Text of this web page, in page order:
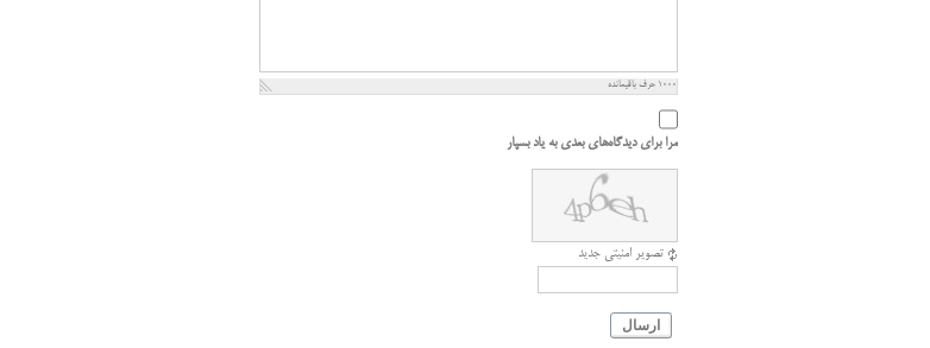
1000 حرف باقیمانده
مرا برای دیدگاه‌های بعدی به یاد بسپار
تصویر امنیتی جدید
ارسال